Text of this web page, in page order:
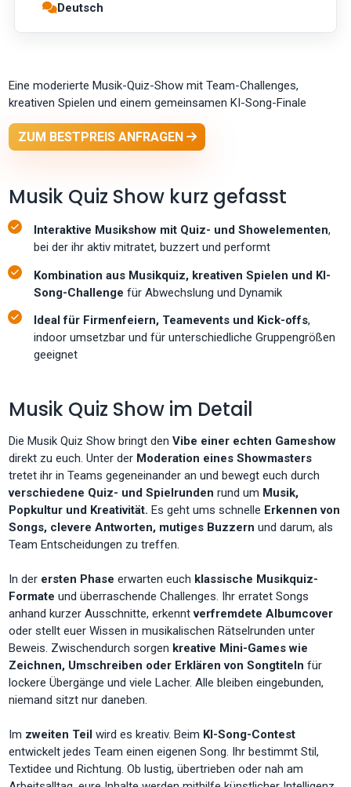
Deutsch
Eine moderierte Musik-Quiz-Show mit Team-Challenges,
kreativen Spielen und einem gemeinsamen KI-Song-Finale
ZUM BESTPREIS ANFRAGEN
Musik Quiz Show kurz gefasst
Interaktive Musikshow mit Quiz- und Showelementen,
bei der ihr aktiv mitratet, buzzert und performt
Kombination aus Musikquiz, kreativen Spielen und KI-
Song-Challenge für Abwechslung und Dynamik
Ideal für Firmenfeiern, Teamevents und Kick-offs,
indoor umsetzbar und für unterschiedliche Gruppengrößen
geeignet
Musik Quiz Show im Detail
Die Musik Quiz Show bringt den Vibe einer echten Gameshow
direkt zu euch. Unter der Moderation eines Showmasters
tretet ihr in Teams gegeneinander an und bewegt euch durch
verschiedene Quiz- und Spielrunden rund um Musik,
Popkultur und Kreativität. Es geht ums schnelle Erkennen von
Songs, clevere Antworten, mutiges Buzzernund darum, als
Team Entscheidungen zu treffen.
In der ersten Phase erwarten euch klassische Musikquiz-
Formate und überraschende Challenges. Ihr erratet Songs
anhand kurzer Ausschnitte, erkenntverfremdete Albumcover
oder stellt euer Wissen in musikalischen Rätselrunden unter
Beweis. Zwischendurch sorgen kreative Mini-Games wie
Zeichnen, Umschreiben oder Erklären von Songtitelnfür
lockere Übergänge und viele Lacher. Alle bleiben eingebunden,
niemand sitzt nur daneben.
Im zweiten Teilwird es kreativ. Beim KI-Song-Contest
entwickelt jedes Team einen eigenen Song. Ihr bestimmt Stil,
Textidee und Richtung. Ob lustig, übertrieben oder nah am